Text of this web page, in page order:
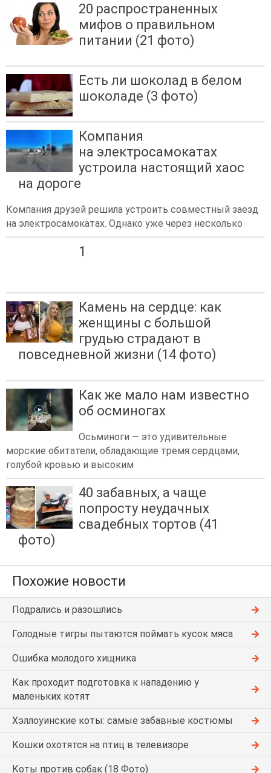
20 распространенных
мифов о правильном
питании (21 фото)
Есть ли шоколад в белом
шоколаде (3 фото)
Компания
на электросамокатах
устроила настоящий хаос
на дороге
Компания друзей решила устроить совместный заезд
на электросамокатах. Однако уже через несколько
1
Камень на сердце: как
женщины с большой
грудью страдают в
повседневной жизни (14 фото)
Как же мало нам известно
об осминогах
Осьминоги — это удивительные
морские обитатели, обладающие тремя сердцами,
голубой кровью и высоким
40 забавных, а чаще
попросту неудачных
свадебных тортов (41
фото)
Похожие новости
Подрались и разошлись
Голодные тигры пытаются поймать кусок мяса
Ошибка молодого хищника
Как проходит подготовка к нападению у
маленьких котят
Хэллоуинские коты: самые забавные костюмы
Кошки охотятся на птиц в телевизоре
Коты против собак (18 Фото)